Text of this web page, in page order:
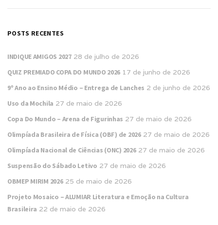
POSTS RECENTES
INDIQUE AMIGOS 2027 28 de julho de 2026
QUIZ PREMIADO COPA DO MUNDO 2026 17 de junho de 2026
9º Ano ao Ensino Médio – Entrega de Lanches 2 de junho de 2026
Uso da Mochila 27 de maio de 2026
Copa Do Mundo – Arena de Figurinhas 27 de maio de 2026
Olimpíada Brasileira de Física (OBF) de 2026 27 de maio de 2026
Olimpíada Nacional de Ciências (ONC) 2026 27 de maio de 2026
Suspensão do Sábado Letivo 27 de maio de 2026
OBMEP MIRIM 2026 25 de maio de 2026
Projeto Mosaico – ALUMIAR Literatura e Emoção na Cultura
Brasileira 22 de maio de 2026